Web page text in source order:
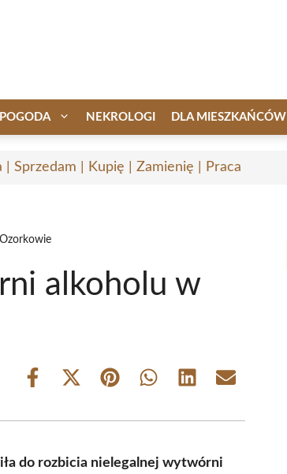
POGODA NEKROLOGI DLA MIESZKAŃCÓW
| Sprzedam | Kupię | Zamienię | Praca
alkoholu w
Share
Share
(Twitter)
Share Share Share Share
do rozbicia nielegalnej wytwórni